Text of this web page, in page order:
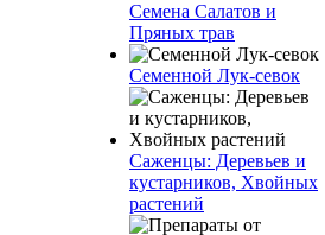
Семена Салатов и
Пряных трав
Семенной Лук-севок
Саженцы: Деревьев и
кустарников, Хвойных
растений